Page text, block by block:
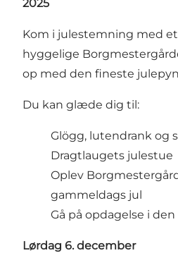
2025
Kom i julestemning med
hyggelige
op med den fineste
Du kan glæde dig til:
Glögg, lutendrank og
Dragtlaugets julestue
Oplev
gammeldags jul
Gå på opdagelse i
Lørdag 6. december